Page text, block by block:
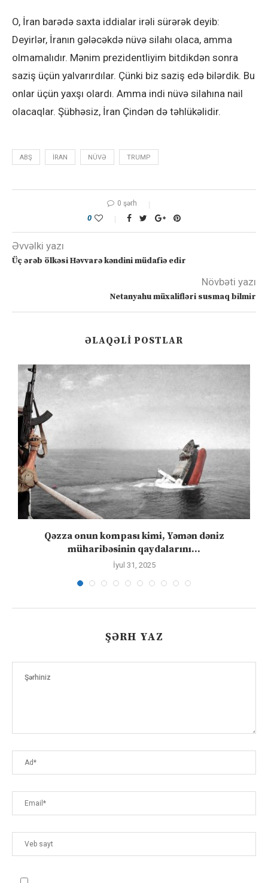
O, İran barədə saxta iddialar irəli sürərək deyib:
Deyirlər, İranın gələcəkdə nüvə silahı olaca, amma
olmamalıdır. Mənim prezidentliyim bitdikdən sonra
saziş üçün yalvarırdılar. Çünki biz saziş edə bilərdik. Bu
onlar üçün yaxşı olardı. Amma indi nüvə silahına nail
olacaqlar. Şübhəsiz, İran Çindən də təhlükəlidir.
ABŞ İRAN NÜVƏ TRUMP
0 şərh
0
Əvvəlki yazı
Üç ərəb ölkəsi Həvvarə kəndini müdafiə edir
Növbəti yazı
Netanyahu müxalifləri susmaq bilmir
ƏLAQƏLI POSTLAR
Qəzza onun kompası kimi, Yəmən dəniz
müharibəsinin qaydalarını...
İyul 31, 2025
ŞƏRH YAZ